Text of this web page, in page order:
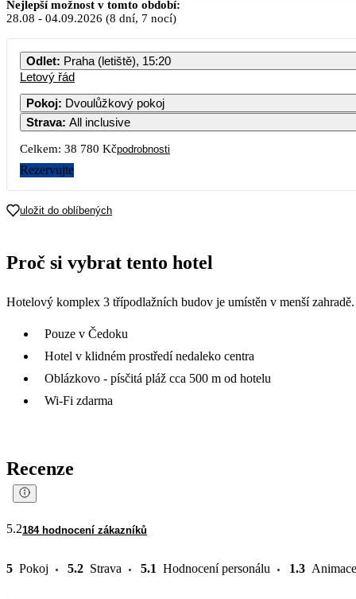
Nejlepší možnost v tomto období:
28.08 - 04.09.2026 (8 dní, 7 nocí)
Odlet: Praha (letiště), 15:20
Letový řád
Pokoj: Dvoulůžkový pokoj
Strava: All inclusive
Celkem: 38 780 Kčpodrobnosti
Rezervujte
uložit do oblíbených
Proč si vybrat tento hotel
Hotelový komplex 3 třípodlažních budov je umístěn v menší zahradě.
Pouze v Čedoku
Hotel v klidném prostředí nedaleko centra
Oblázkovo - písčitá pláž cca 500 m od hotelu
Wi-Fi zdarma
Recenze
5.2184 hodnocení zákazníků
5 Pokoj 5.2 Strava 5.1 Hodnocení personálu 1.3 Animace